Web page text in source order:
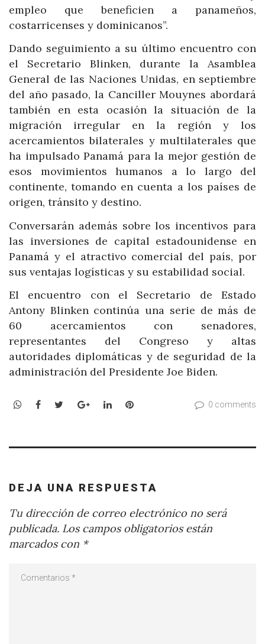
empleo que beneficien a panameños,
costarricenses y dominicanos”.
Dando seguimiento a su último encuentro con
el Secretario Blinken, durante la Asamblea
General de las Naciones Unidas, en septiembre
del año pasado, la Canciller Mouynes abordará
también en esta ocasión la situación de la
migración irregular en la región y los
acercamientos bilaterales y multilaterales que
ha impulsado Panamá para la mejor gestión de
esos movimientos humanos a lo largo del
continente, tomando en cuenta a los países de
origen, tránsito y destino.
Conversarán además sobre los incentivos para
las inversiones de capital estadounidense en
Panamá y el atractivo comercial del país, por
sus ventajas logísticas y su estabilidad social.
El encuentro con el Secretario de Estado
Antony Blinken continúa una serie de más de
60 acercamientos con senadores,
representantes del Congreso y altas
autoridades diplomáticas y de seguridad de la
administración del Presidente Joe Biden.
WhatsApp
Facebook
TwitterGoogle+LinkedInPinterest 0 comments
DEJA UNA RESPUESTA
Tu dirección de correo electrónico no será
publicada. Los campos obligatorios están
marcados con *